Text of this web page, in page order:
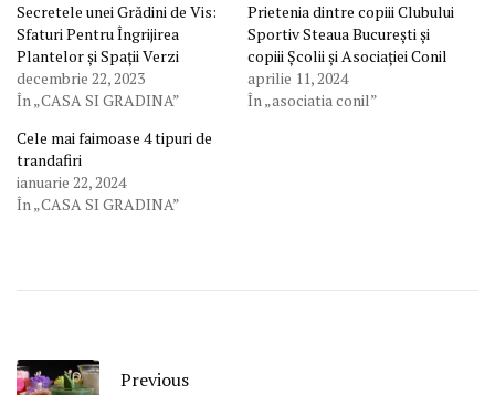
Secretele unei Grădini de Vis:
Sfaturi Pentru Îngrijirea
Plantelor și Spații Verzi
decembrie 22, 2023
În „CASA SI GRADINA”
Prietenia dintre copiii Clubului
Sportiv Steaua București și
copiii Școlii și Asociației Conil
aprilie 11, 2024
În „asociatia conil”
Cele mai faimoase 4 tipuri de
trandafiri
ianuarie 22, 2024
În „CASA SI GRADINA”
Previous